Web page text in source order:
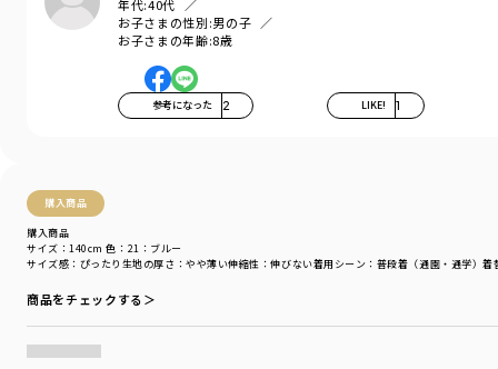
固定客になります！って宣言するくらい(夫には宣言しました笑)感動しまし
年代:40代
お子さまの性別:男の子
お子さまの年齢:8歳
参考になった 2 LIKE! 1
購入商品
購入商品
サイズ感 ：ぴったり 生地の厚さ ：やや薄い伸縮性 ：伸びない着用シーン ：普段着（通園・通学）着
サイズ：140cm 色：21：ブルー
商品をチェックする＞
そんな思いを込めてブランシェスから
デイリーウェアをご提案する新レーベルです
＃drc＃おとこのこ＃おんなのこ＃ボーイズ＃ガールズ
＃通園コーデ＃通学コーデ＃小学生コーデ
＃プチプラ＃プチプラ子供服＃子供服通販
＃ペア＃ペアコーデ
＃リンク＃リンクコーデ＃ユニセックス
＃100cm＃110cm＃120cm＃130cm＃140cm＃150cm＃160cm